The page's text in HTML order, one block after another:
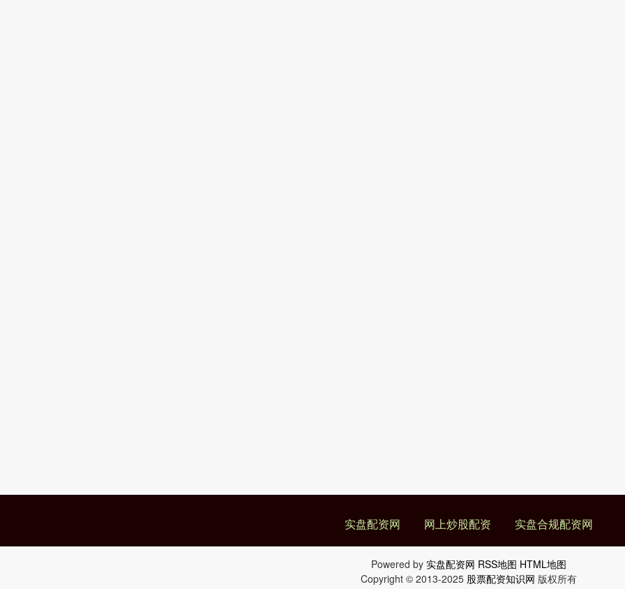
实盘配资网 网上炒股配资 实盘合规配资网
Powered by 实盘配资网 RSS地图 HTML地图
Copyright © 2013-2025 股票配资知识网 版权所有